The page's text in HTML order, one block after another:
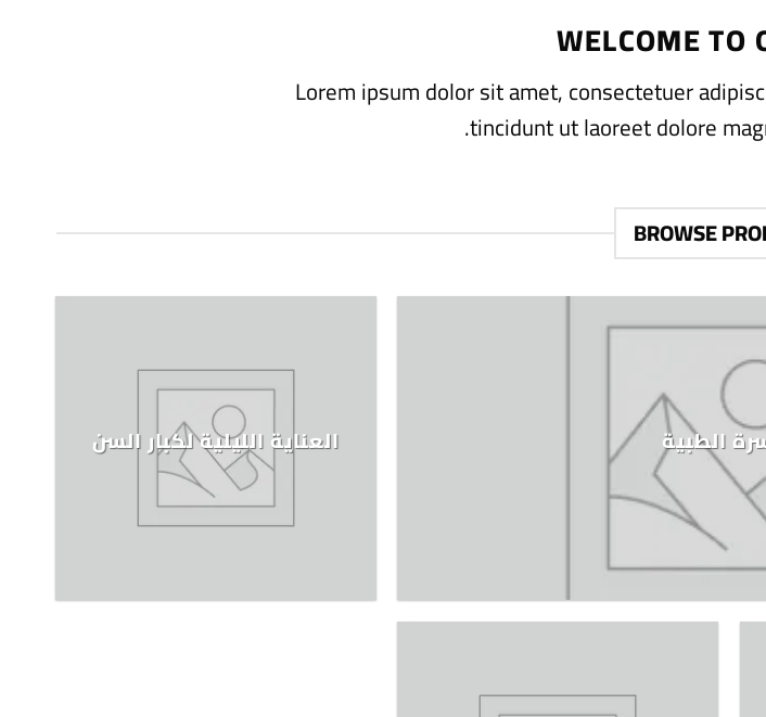
WELCOME TO
Lorem ipsum dolor sit amet, consectetuer
tincidunt ut laoreet dolore
BROWSE
الطبية العناية الليلية لكبار السن